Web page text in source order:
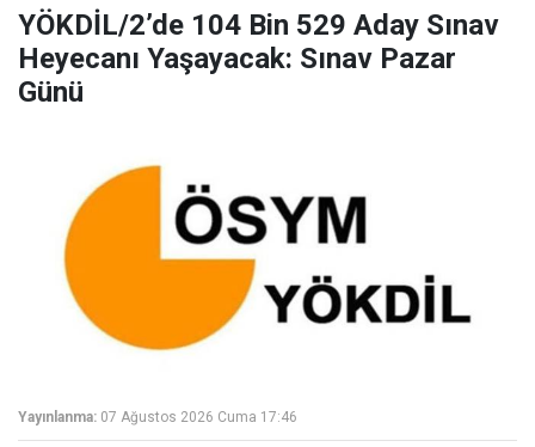
YÖKDİL/2’de 104 Bin 529 Aday Sınav
Heyecanı Yaşayacak: Sınav Pazar
Günü
Yayınlanma: 07 Ağustos 2026 Cuma 17:46